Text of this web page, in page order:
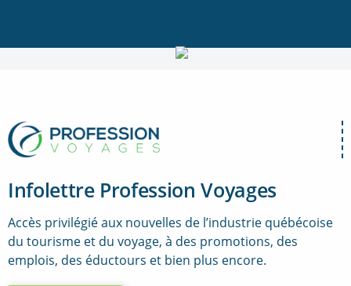
Infolettre Profession Voyages
Accès privilégié aux nouvelles de l’industrie québécoise
du tourisme et du voyage, à des promotions, des
emplois, des éductours et bien plus encore.